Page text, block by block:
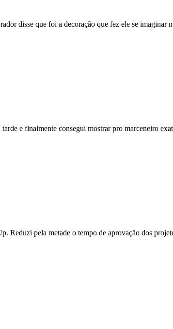
disse que foi a decoração que fez ele se
e finalmente consegui mostrar pro marceneiro
Reduzi pela metade o tempo de aprovação dos